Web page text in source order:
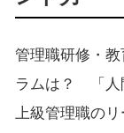
管理職研修・
ラムは？ 「人
上級管理職の